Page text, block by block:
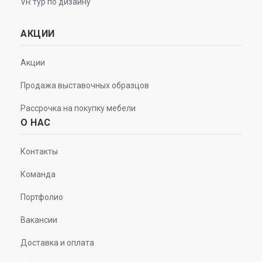
АКЦИИ
Акции
Продажа выставочных образцов
Рассрочка на покупку мебели
О НАС
Контакты
Команда
Портфолио
Вакансии
Доставка и оплата